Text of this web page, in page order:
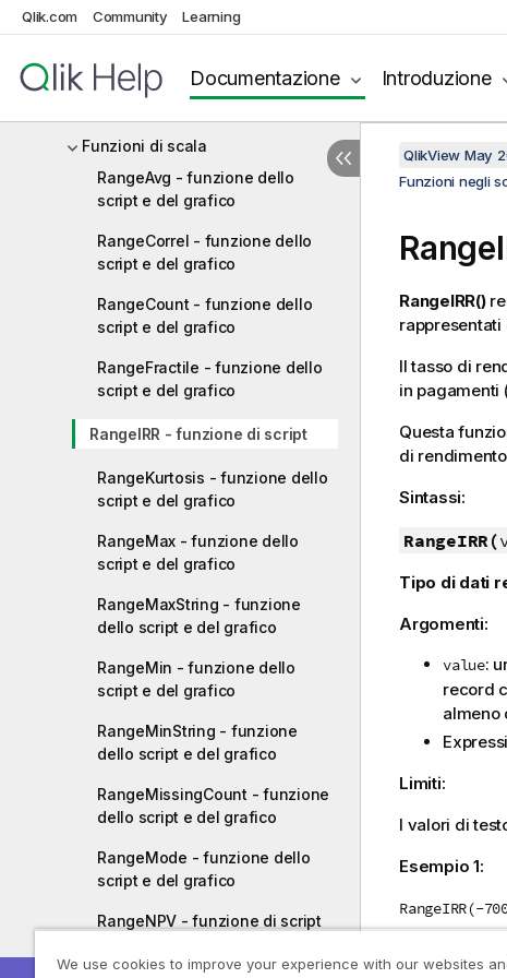
Qlik.com Community Learning
Documentazione Introduzione
Funzioni di mapping
Funzioni matematiche
Funzioni di scala
RangeAvg - funzione dello
script e del grafico
RangeCorrel - funzione dello
script e del grafico
RangeCount - funzione dello
script e del grafico
RangeFractile - funzione dello
script e del grafico
RangeIRR - funzione di script
RangeKurtosis - funzione dello
script e del grafico
RangeMax - funzione dello
script e del grafico
RangeMaxString - funzione
dello script e del grafico
RangeMin - funzione dello
script e del grafico
RangeMinString - funzione
dello script e del grafico
RangeMissingCount - funzione
dello script e del grafico
RangeMode - funzione dello
script e del grafico
RangeNPV - funzione di script
RangeNullCount - funzione
QlikView May
Funzioni negli
RangeIRR()
rappresentati
Il tasso di
in pagamenti
Questa
di rendimento
Sintassi:
RangeIRR(
Tipo di dati
Argomenti:
value:
record
almeno
Limiti:
I valori di
Esempio 1:
RangeIRR(-
We use cookies to improve your experience with our websites